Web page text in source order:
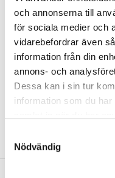
och annonserna till
för sociala medier och
vidarebefordrar även
information från din
annons- och
Dessa kan i sin tur
information som du
Nödvändig
Tiivistysnauha NGB54
kappaleittain
Kirjaudu sisään